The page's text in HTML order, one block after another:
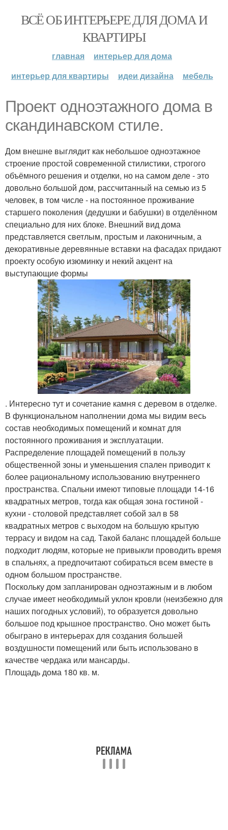
ВСЁ ОБ ИНТЕРЬЕРЕ ДЛЯ ДОМА И
КВАРТИРЫ
главная
интерьер для дома
интерьер для квартиры
идеи дизайна мебель
Проект одноэтажного дома в
скандинавском стиле.
Дом внешне выглядит как небольшое одноэтажное
строение простой современной стилистики, строгого
объёмного решения и отделки, но на самом деле - это
довольно большой дом, рассчитанный на семью из 5
человек, в том числе - на постоянное проживание
старшего поколения (дедушки и бабушки) в отделённом
специально для них блоке. Внешний вид дома
представляется светлым, простым и лаконичным, а
декоративные деревянные вставки на фасадах придают
проекту особую изюминку и некий акцент на
выступающие формы
. Интересно тут и сочетание камня с деревом в отделке.
В функциональном наполнении дома мы видим весь
состав необходимых помещений и комнат для
постоянного проживания и эксплуатации.
Распределение площадей помещений в пользу
общественной зоны и уменьшения спален приводит к
более рациональному использованию внутреннего
пространства. Спальни имеют типовые площади 14-16
квадратных метров, тогда как общая зона гостиной -
кухни - столовой представляет собой зал в 58
квадратных метров с выходом на большую крытую
террасу и видом на сад. Такой баланс площадей больше
подходит людям, которые не привыкли проводить время
в спальнях, а предпочитают собираться всем вместе в
одном большом пространстве.
Поскольку дом запланирован одноэтажным и в любом
случае имеет необходимый уклон кровли (неизбежно для
наших погодных условий), то образуется довольно
большое под крышное пространство. Оно может быть
обыграно в интерьерах для создания большей
воздушности помещений или быть использовано в
качестве чердака или мансарды.
Площадь дома 180 кв. м.